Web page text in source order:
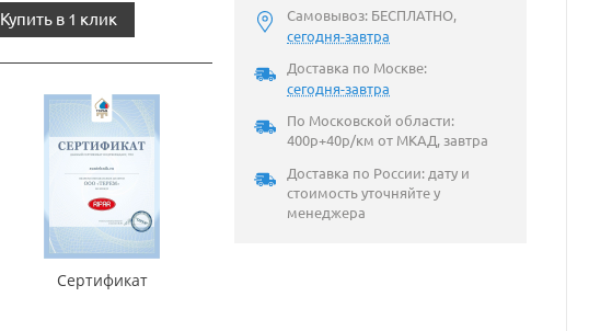
Купить в 1 клик
Сертификат
Самовывоз: БЕСПЛАТНО,
сегодня-завтра
Доставка по Москве:
сегодня-завтра
По Московской области:
400р+40р/км от МКАД, завтра
Доставка по России: дату и
стоимость уточняйте у
менеджера